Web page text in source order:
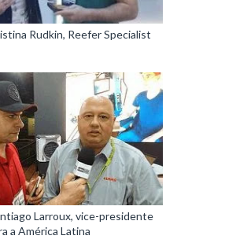
Rudkin, Reefer Specialist
Larroux, vice-presidente
a América Latina